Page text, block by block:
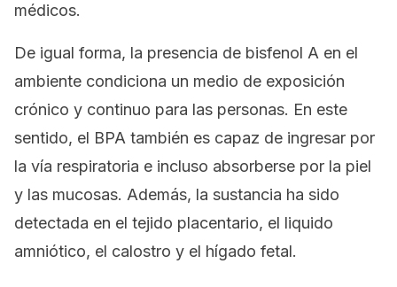
médicos.
De igual forma, la presencia de bisfenol A en el
ambiente condiciona un medio de exposición
crónico y continuo para las personas. En este
sentido, el BPA también es capaz de ingresar por
la vía respiratoria e incluso absorberse por la piel
y las mucosas. Además, la sustancia ha sido
detectada en el tejido placentario, el liquido
amniótico, el calostro y el hígado fetal.